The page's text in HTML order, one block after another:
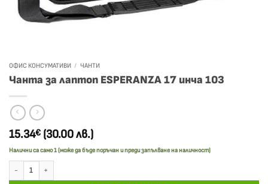
ОФИС КОНСУМАТИВИ / ЧАНТИ
Чанта за лаптоп ESPERANZA 17 инча 103
15.34€ (30.00 лв.)
Налични са само 1 (може да бъде поръчан и преди запълване на наличност)
количество за Чанта за лаптоп ESPERANZA 17 инча 103